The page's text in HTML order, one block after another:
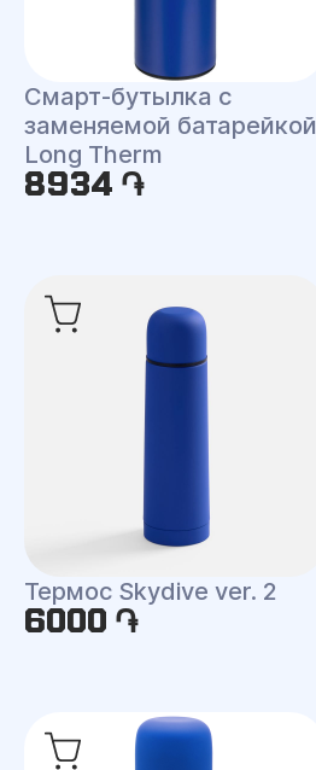
Смарт-бутылка с
заменяемой батарейкой
Long Therm
8934 ֏
Термос Skydive ver. 2
6000 ֏